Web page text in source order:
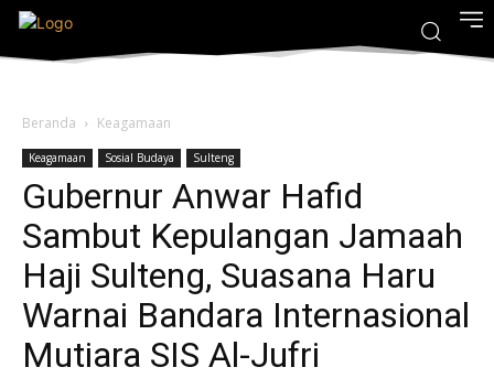
Beranda Keagamaan
Keagamaan Sosial Budaya Sulteng
Gubernur Anwar Hafid
Sambut Kepulangan Jamaah
Haji Sulteng, Suasana Haru
Warnai Bandara Internasional
Mutiara SIS Al-Jufri